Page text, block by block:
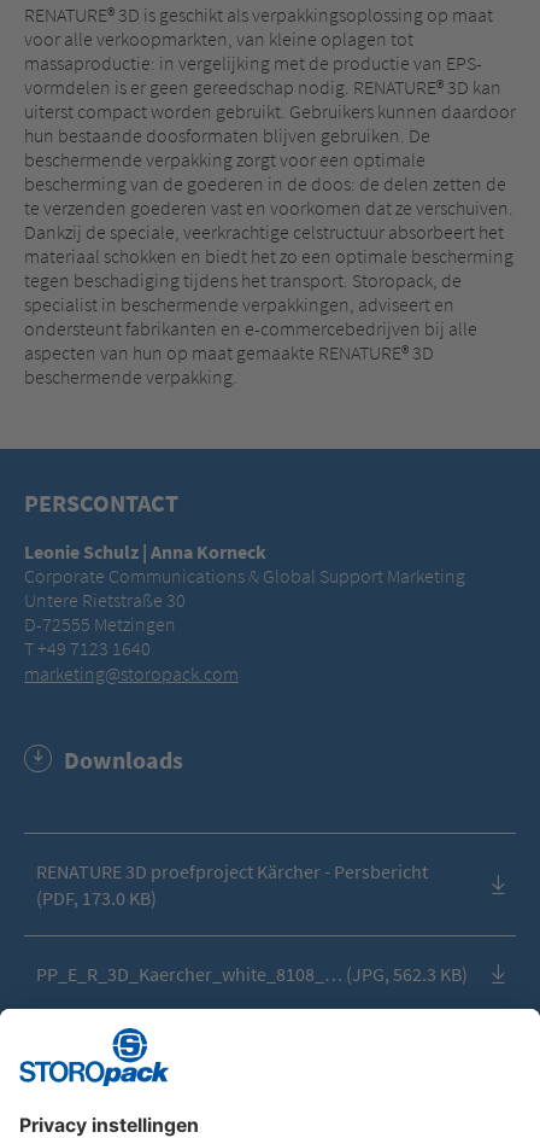
RENATURE® 3D is geschikt als verpakkingsoplossing op maat
voor alle verkoopmarkten, van kleine oplagen tot
massaproductie: in vergelijking met de productie van EPS-
vormdelen is er geen gereedschap nodig. RENATURE® 3D kan
uiterst compact worden gebruikt. Gebruikers kunnen daardoor
hun bestaande doosformaten blijven gebruiken. De
beschermende verpakking zorgt voor een optimale
bescherming van de goederen in de doos: de delen zetten de
te verzenden goederen vast en voorkomen dat ze verschuiven.
Dankzij de speciale, veerkrachtige celstructuur absorbeert het
materiaal schokken en biedt het zo een optimale bescherming
tegen beschadiging tijdens het transport. Storopack, de
specialist in beschermende verpakkingen, adviseert en
ondersteunt fabrikanten en e-commercebedrijven bij alle
aspecten van hun op maat gemaakte RENATURE® 3D
beschermende verpakking.
PERSCONTACT
Leonie Schulz | Anna Korneck
Corporate Communications & Global Support Marketing
Untere Rietstraße 30
D-72555 Metzingen
T +49 7123 1640
marketing@storopack.com
Downloads
RENATURE 3D proefproject Kärcher - Persbericht
(PDF, 173.0 KB)
PP_E_R_3D_Kaercher_white_8108_… (JPG, 562.3 KB)
PP_E_R_3D_Kaercher_white_8109_… (JPG, 1,004.3
KB)